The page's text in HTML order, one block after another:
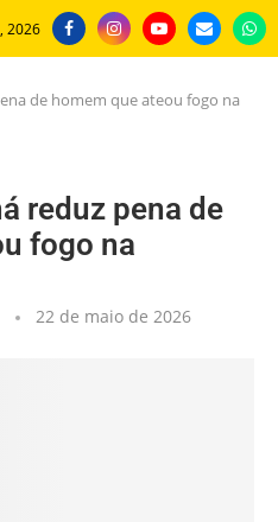
2026
de homem que ateou fogo na
reduz pena de
fogo na
22 de maio de 2026